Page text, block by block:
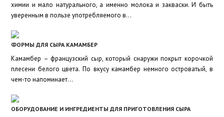
химии и мало натурального, а именно молока и закваски. И быть
уверенным в пользе употребляемого в...
ФОРМЫ ДЛЯ СЫРА КАМАМБЕР
Камамбер – французский сыр, который снаружи покрыт корочкой
плесени белого цвета. По вкусу камамбер немного островатый, в
чем-то напоминает...
ОБОРУДОВАНИЕ И ИНГРЕДИЕНТЫ ДЛЯ ПРИГОТОВЛЕНИЯ СЫРА